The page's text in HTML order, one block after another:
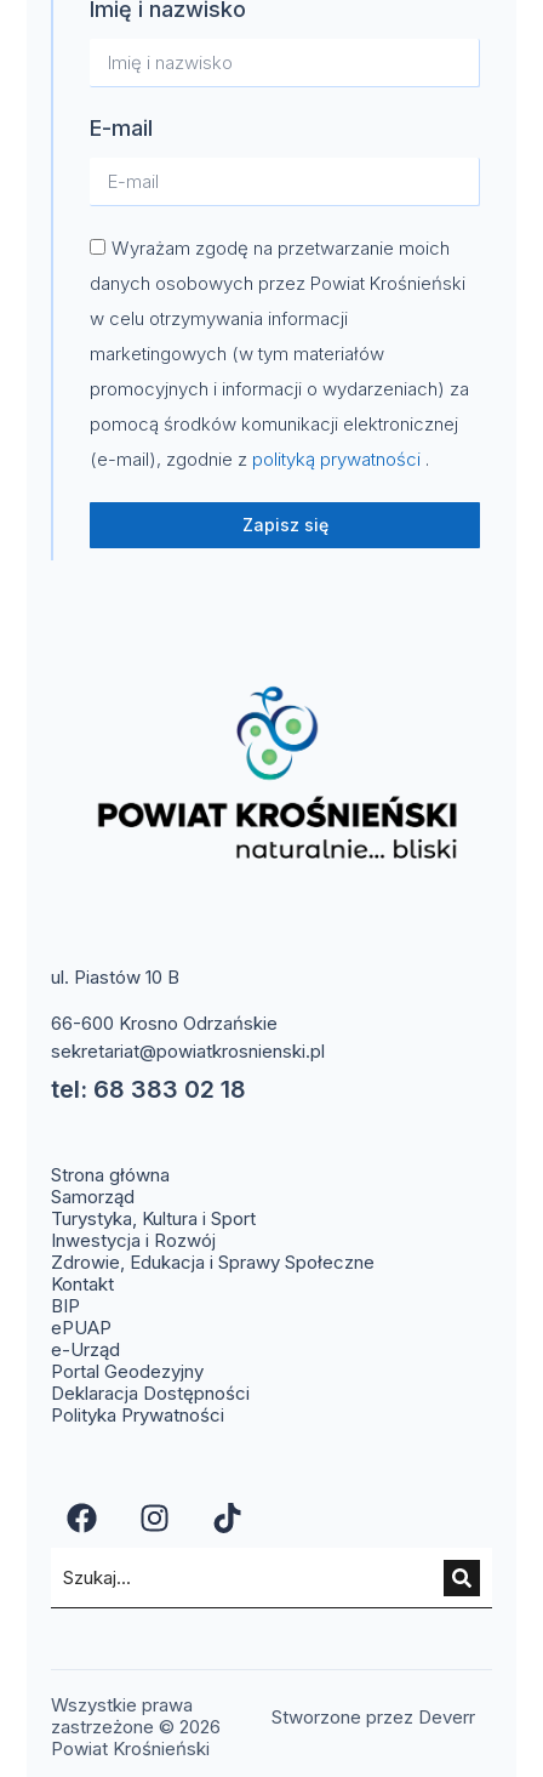
Imię i nazwisko
E-mail
Wyrażam zgodę na przetwarzanie moich
danych osobowych przez Powiat Krośnieński
w celu otrzymywania informacji
marketingowych (w tym materiałów
promocyjnych i informacji o wydarzeniach) za
pomocą środków komunikacji elektronicznej
(e-mail), zgodnie z polityką prywatności .
Zapisz się
ul. Piastów 10 B
66-600 Krosno Odrzańskie
sekretariat@powiatkrosnienski.pl
tel: 68 383 02 18
Strona główna
Samorząd
Turystyka, Kultura i Sport
Inwestycja i Rozwój
Zdrowie, Edukacja i Sprawy Społeczne
Kontakt(otwiera się w nowym oknie)
BIP
ePUAP
e-Urząd
Portal Geodezyjny(otwiera się w nowym oknie)
Deklaracja Dostępności
Polityka Prywatności
(otwiera się w nowym oknie)
(otwiera się w nowym
(otwiera się w
Wszystkie prawa
zastrzeżone © 2026
Powiat Krośnieński
Stworzone przez Deverr